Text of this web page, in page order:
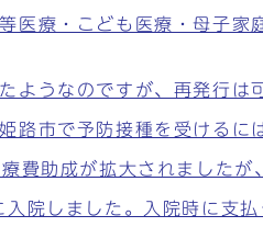
医療・こども医療・母子
ようなのですが、再発行は
路市で予防接種を受けるに
費助成が拡大されました
院しました。入院時に支